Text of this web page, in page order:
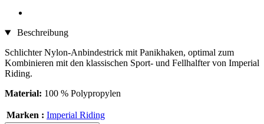
Beschreibung
Schlichter Nylon-Anbindestrick mit Panikhaken, optimal zum
Kombinieren mit den klassischen Sport- und Fellhalfter von Imperial
Riding.
Material: 100 % Polypropylen
Marken : Imperial Riding